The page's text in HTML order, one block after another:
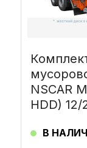
NSCAR
HDD) 12/
В